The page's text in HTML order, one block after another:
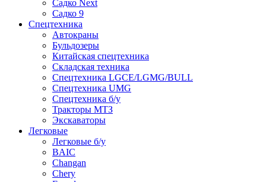
Садко Next
Садко 9
Спецтехника
Автокраны
Бульдозеры
Китайская спецтехника
Складская техника
Спецтехника LGCE/LGMG/BULL
Спецтехника UMG
Спецтехника б/у
Тракторы МТЗ
Экскаваторы
Легковые
Легковые б/у
BAIC
Changan
Chery